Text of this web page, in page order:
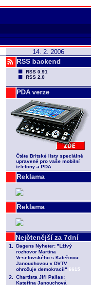
14. 2. 2006
RSS backend
RSS 0.91
RSS 2.0
PDA verze
Čtěte Britské listy speciálně
upravené pro vaše mobilní
telefony a PDA
Reklama
Reklama